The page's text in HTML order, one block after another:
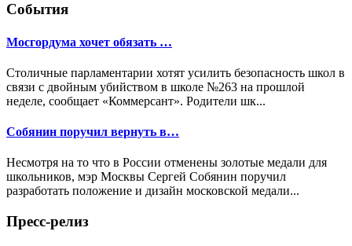
События
Мосгордума хочет обязать …
Столичные парламентарии хотят усилить безопасность школ в
связи с двойным убийством в школе №263 на прошлой
неделе, сообщает «Коммерсант». Родители шк...
Собянин поручил вернуть в…
Несмотря на то что в России отменены золотые медали для
школьников, мэр Москвы Сергей Собянин поручил
разработать положение и дизайн московской медали...
Пресс-релиз